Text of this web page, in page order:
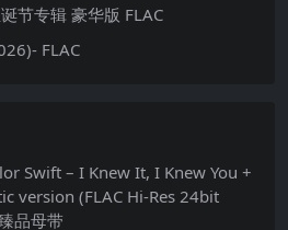
节专辑 豪华版 FLAC
FLAC
Swift – I Knew It, I Knew You +
version (FLAC Hi-Res 24bit
品母带